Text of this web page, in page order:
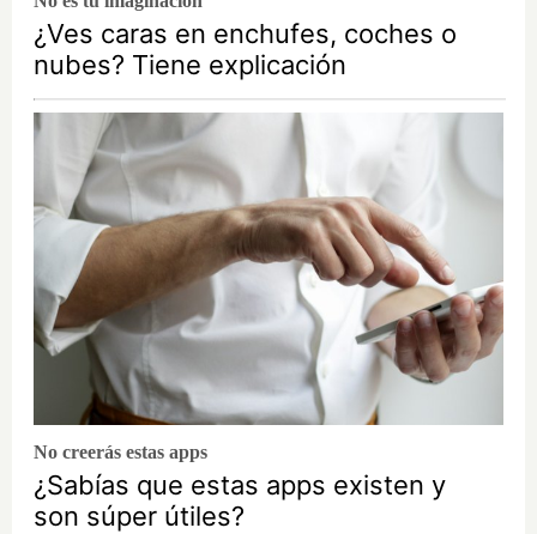
¿Ves caras en enchufes, coches o
nubes? Tiene explicación
No creerás estas apps
¿Sabías que estas apps existen y
son súper útiles?